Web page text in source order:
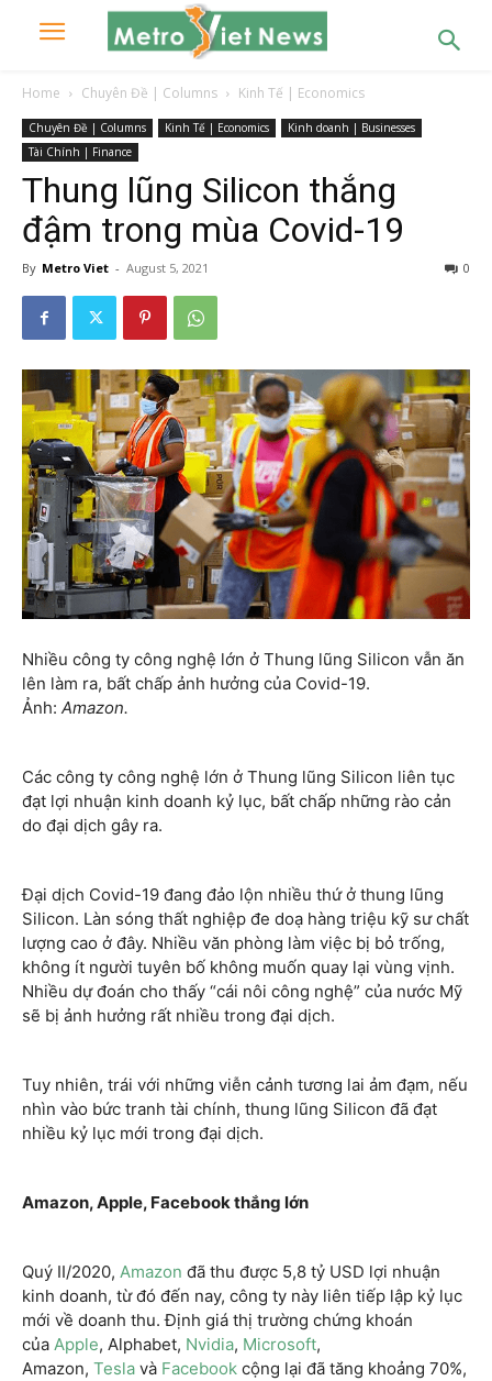
Home Chuyên Đề | Columns Kinh Tế | Economics
Chuyên Đề | Columns Kinh Tế | Economics
Kinh doanh | Businesses
Tài Chính | Finance
Thung lũng Silicon thắng
đậm trong mùa Covid-19
By Metro Viet - August 5, 2021 0
Nhiều công ty công nghệ lớn ở Thung lũng Silicon vẫn ăn
lên làm ra, bất chấp ảnh hưởng của Covid-19.
Ảnh: Amazon.
Các công ty công nghệ lớn ở Thung lũng Silicon liên tục
đạt lợi nhuận kinh doanh kỷ lục, bất chấp những rào cản
do đại dịch gây ra.
Đại dịch Covid-19 đang đảo lộn nhiều thứ ở thung lũng
Silicon. Làn sóng thất nghiệp đe doạ hàng triệu kỹ sư chất
lượng cao ở đây. Nhiều văn phòng làm việc bị bỏ trống,
không ít người tuyên bố không muốn quay lại vùng vịnh.
Nhiều dự đoán cho thấy “cái nôi công nghệ” của nước Mỹ
sẽ bị ảnh hưởng rất nhiều trong đại dịch.
Tuy nhiên, trái với những viễn cảnh tương lai ảm đạm, nếu
nhìn vào bức tranh tài chính, thung lũng Silicon đã đạt
nhiều kỷ lục mới trong đại dịch.
Amazon, Apple, Facebook thắng lớn
Quý II/2020, Amazon đã thu được 5,8 tỷ USD lợi nhuận
kinh doanh, từ đó đến nay, công ty này liên tiếp lập kỷ lục
mới về doanh thu. Định giá thị trường chứng khoán
của Apple, Alphabet, Nvidia, Microsoft,
Amazon, Tesla và Facebook cộng lại đã tăng khoảng 70%,